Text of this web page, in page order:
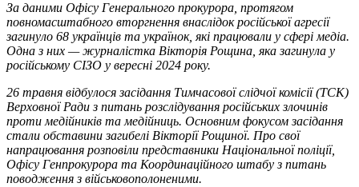
За даними Офісу Генерального прокурора, протягом
повномасштабного вторгнення внаслідок російської агресії
загинуло 68 українців та українок, які працювали у сфері медіа.
Одна з них — журналістка Вікторія Рощина, яка загинула у
російському СІЗО у вересні 2024 року.
26 травня відбулося засідання Тимчасової слідчої комісії (ТСК)
Верховної Ради з питань розслідування російських злочинів
проти медійників та медійниць. Основним фокусом засідання
стали обставини загибелі Вікторії Рощиної. Про свої
напрацювання розповіли представники Національної поліції,
Офісу Генпрокурора та Координаційного штабу з питань
поводження з військовополоненими.